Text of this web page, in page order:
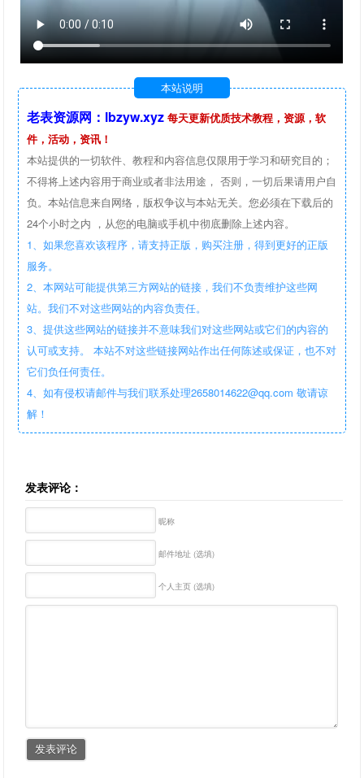
本站说明
老表资源网：lbzyw.xyz 每天更新优质技术教程，资源，软
件，活动，资讯！
本站提供的一切软件、教程和内容信息仅限用于学习和研究目的；
不得将上述内容用于商业或者非法用途， 否则，一切后果请用户自
负。本站信息来自网络，版权争议与本站无关。您必须在下载后的
24个小时之内 ，从您的电脑或手机中彻底删除上述内容。
1、如果您喜欢该程序，请支持正版，购买注册，得到更好的正版
服务。
2、本网站可能提供第三方网站的链接，我们不负责维护这些网
站。我们不对这些网站的内容负责任。
3、提供这些网站的链接并不意味我们对这些网站或它们的内容的
认可或支持。 本站不对这些链接网站作出任何陈述或保证，也不对
它们负任何责任。
4、如有侵权请邮件与我们联系处理2658014622@qq.com 敬请谅
解！
发表评论：
昵称
邮件地址 (选填)
个人主页 (选填)